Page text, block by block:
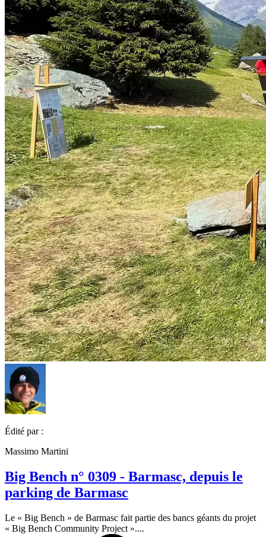
Édité par :
Massimo Martini
Big Bench n° 0309 - Barmasc, depuis le
parking de Barmasc
Le « Big Bench » de Barmasc fait partie des bancs géants du projet
« Big Bench Community Project »....